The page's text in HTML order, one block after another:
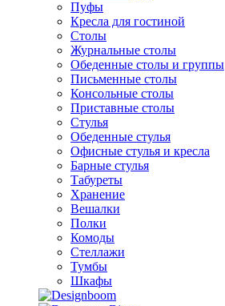
Пуфы
Кресла для гостиной
Столы
Журнальные столы
Обеденные столы и группы
Письменные столы
Консольные столы
Приставные столы
Стулья
Обеденные стулья
Офисные стулья и кресла
Барные стулья
Табуреты
Хранение
Вешалки
Полки
Комоды
Стеллажи
Тумбы
Шкафы